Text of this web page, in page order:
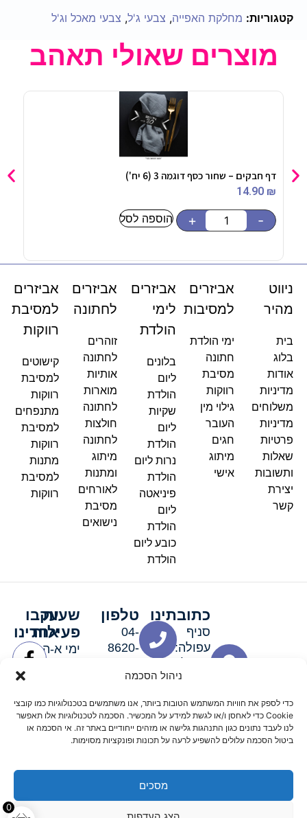
ניהול הסכמה
כדי לספק את חוויות המשתמש הטובות ביותר, אנו משתמשים בטכנולוגיות כמו קובצי
Cookie כדי לאחסן ו/או לגשת למידע על המכשיר. הסכמה לטכנולוגיות אלו תאפשר
לנו לעבד נתונים כגון התנהגות גלישה או מזהים ייחודיים באתר זה. אי הסכמה או
ביטול הסכמה עלולים להשפיע לרעה על תכונות ופונקציות מסוימות.
מסכים
0
קטגוריות: מחלקת האפייה, צבעי ג'ל, צבעי מאכל וג'ל
מוצרים שאולי תאהב
דף חבקים – שחור כסף דוגמה 3 (6 יח')
14.90 ₪
-
+ הוספה לסל
ניווט
מהיר
בית
בלוג
אודות
מדיניות
משלוחים
מדיניות
פרטיות
שאלות
ותשובות
יצירת
קשר
אביזרים
למסיבות
ימי הולדת
חתונה
מסיבת
רווקות
גילוי מין
העובר
חגים
מיתוג
אישי
אביזרים
לימי
הולדת
בלונים
ליום
הולדת
שקיות
ליום
הולדת
נרות ליום
הולדת
פיניאטה
ליום
הולדת
כובע ליום
הולדת
אביזרים
לחתונה
זוהרים
לחתונה
אותיות
מוארות
לחתונה
חולצות
לחתונה
מיתוג
ומתנות
לאורחים
מסיבת
נישואים
אביזרים
למסיבת
רווקות
קישוטים
למסיבת
רווקות
מתנפחים
למסיבת
רווקות
מתנות
למסיבת
רווקות
כתובתינו
סניף
עפולה:
סניף מגדל
האלה 19
טלפון
04-
8620-
שעות
פעילות
ימי א-ה:
ימי שישי
וערבי חג:
8:30-
15:00
עקבו
אחרינו